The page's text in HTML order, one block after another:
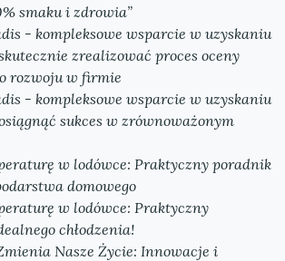
smaku i zdrowia”
- kompleksowe wsparcie w uzyskaniu
zrealizować proces oceny
rozwoju w firmie
- kompleksowe wsparcie w uzyskaniu
sukces w zrównoważonym
w lodówce: Praktyczny poradnik
domowego
w lodówce: Praktyczny
chłodzenia!
Nasze Życie: Innowacje i